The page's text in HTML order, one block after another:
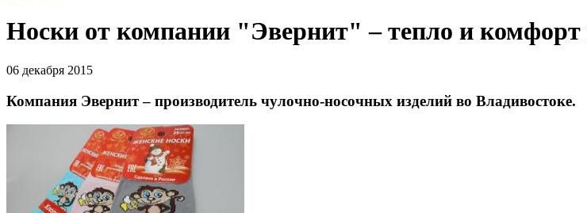
Носки от компании "Эвернит" – тепло и комфорт
06 декабря 2015
Компания Эвернит – производитель чулочно-носочных изделий во Владивостоке.